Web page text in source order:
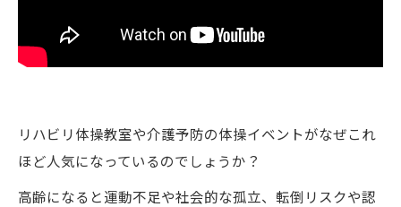
リハビリ体操教室や介護予防の体操イベントがなぜこれ
ほど人気になっているのでしょうか？
高齢になると運動不足や社会的な孤立、転倒リスクや認